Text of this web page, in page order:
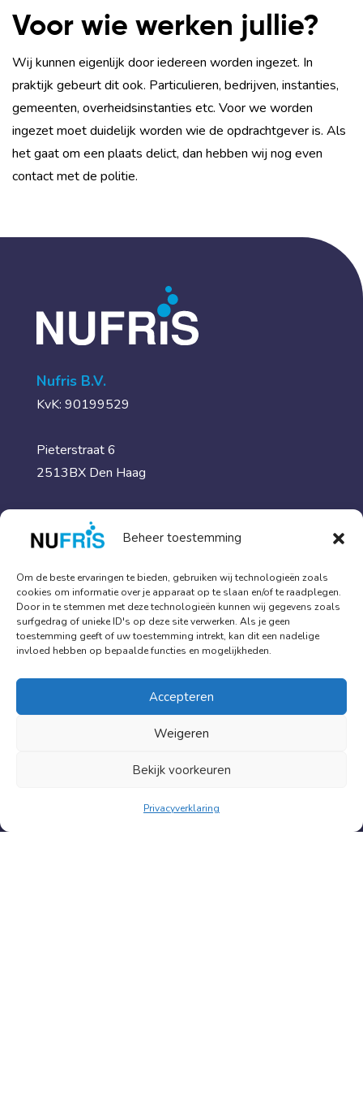
Beheer toestemming
Om de beste ervaringen te bieden, gebruiken wij technologieën zoals
cookies om informatie over je apparaat op te slaan en/of te raadplegen.
Door in te stemmen met deze technologieën kunnen wij gegevens zoals
surfgedrag of unieke ID's op deze site verwerken. Als je geen
toestemming geeft of uw toestemming intrekt, kan dit een nadelige
invloed hebben op bepaalde functies en mogelijkheden.
Accepteren
Weigeren
Bekijk voorkeuren
Privacyverklaring
Voor wie werken jullie?
Wij kunnen eigenlijk door iedereen worden ingezet. In
praktijk gebeurt dit ook. Particulieren, bedrijven, instanties,
gemeenten, overheidsinstanties etc. Voor we worden
ingezet moet duidelijk worden wie de opdrachtgever is. Als
het gaat om een plaats delict, dan hebben wij nog even
contact met de politie.
Nufris B.V.
KvK: 90199529
Pieterstraat 6
2513BX Den Haag
Postbus 13210,
2501EE Den Haag
Meer informatie
Traumareiniging & schoonmaak
Specialistische diensten
Over ons
Hoge klantwaardering